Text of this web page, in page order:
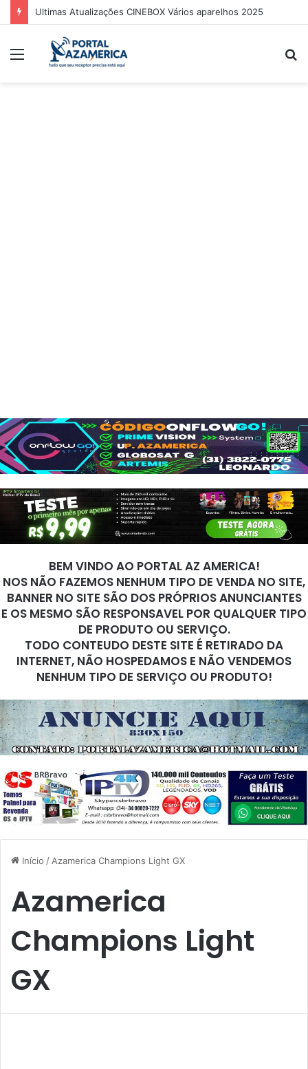
Ultimas Atualizações CINEBOX Vários aparelhos 2025
BEM VINDO AO PORTAL AZ AMERICA!
NOS NÃO FAZEMOS NENHUM TIPO DE VENDA NO SITE,
BANNER NO SITE SÃO DOS PRÓPRIOS ANUNCIANTES
E OS MESMO SÃO RESPONSAVEL POR QUALQUER TIPO
DE PRODUTO OU SERVIÇO.
TODO CONTEUDO DESTE SITE É RETIRADO DA
INTERNET, NÃO HOSPEDAMOS E NÃO VENDEMOS
NENHUM TIPO DE SERVIÇO OU PRODUTO!
Início / Azamerica Champions Light GX
Azamerica
Champions Light
GX